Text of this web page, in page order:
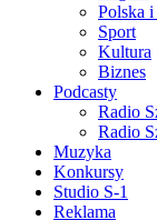
Polska
Sport
Kultura
Biznes
Podcasty
Radio
Radio
Muzyka
Konkursy
Studio S-1
Reklama